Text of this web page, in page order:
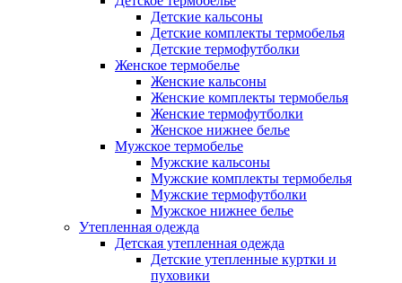
Детские кальсоны
Детские комплекты термобелья
Детские термофутболки
Женское термобелье
Женские кальсоны
Женские комплекты термобелья
Женские термофутболки
Женское нижнее белье
Мужское термобелье
Мужские кальсоны
Мужские комплекты термобелья
Мужские термофутболки
Мужское нижнее белье
Утепленная одежда
Детская утепленная одежда
Детские утепленные куртки и
пуховики